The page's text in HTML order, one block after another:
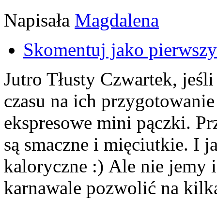
Napisała Magdalena
Skomentuj jako
Jutro Tłusty Czwartek,
czasu na ich
ekspresowe mini pączki.
są smaczne i mięciutkie. I
kaloryczne :) Ale nie jemy
karnawale pozwolić na